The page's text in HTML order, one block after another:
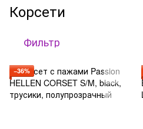
Корсети
Фильтр
−36%